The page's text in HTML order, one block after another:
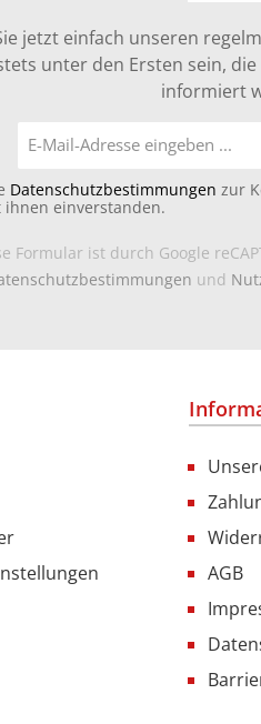
jetzt einfach unseren
unter den Ersten sein,
informiert
Mail-
Datenschutzbestimmungen zur
einverstanden.
Formular ist durch Google
und
AGB